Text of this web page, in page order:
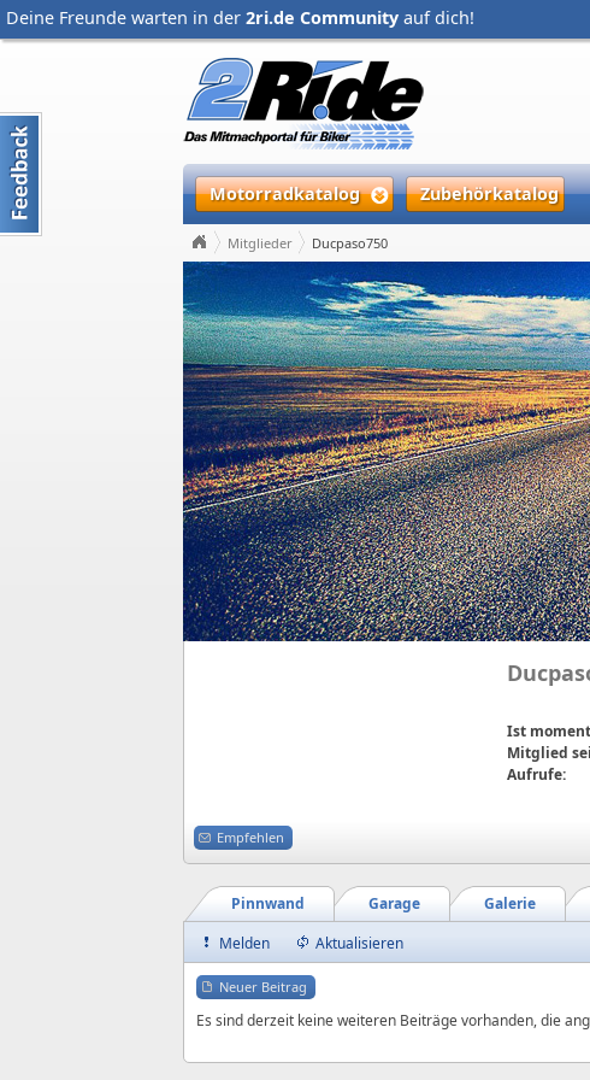
Deine Freunde warten in der 2ri.de Community auf dich!
Motorradkatalog Zubehörkatalog
Mitglieder Ducpaso750
Ist
Mitglied
Aufrufe:
Empfehlen
Galerie
Garage
Pinnwand
Melden
Aktualisieren
Neuer Beitrag
Es sind derzeit keine weiteren Beiträge vorhanden, die